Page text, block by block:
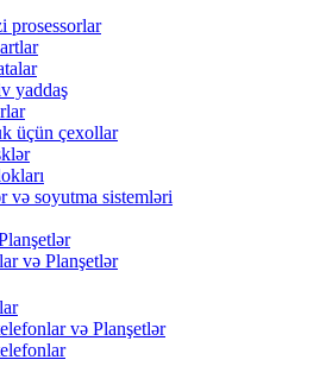
prosessorlar
yaddaş
üçün çexollar
və soyutma sistemləri
və Planşetlər
və Planşetlər